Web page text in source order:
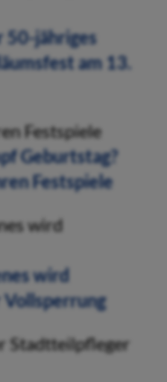
50-jähriges
am 13.
Festspiele
Geburtstag?
Festspiele
wird
wird
Stadtteilpfleger